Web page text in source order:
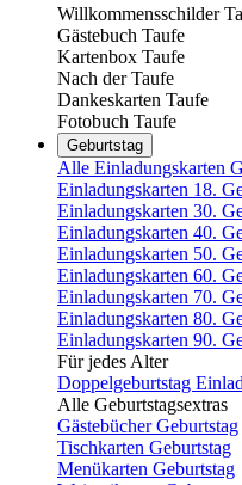
Willkommensschilder
Gästebuch Taufe
Kartenbox Taufe
Nach der Taufe
Dankeskarten Taufe
Fotobuch Taufe
Geburtstag
Alle Einladungskarten
Einladungskarten 18.
Einladungskarten 30.
Einladungskarten 40.
Einladungskarten 50.
Einladungskarten 60.
Einladungskarten 70.
Einladungskarten 80.
Einladungskarten 90.
Für jedes Alter
Doppelgeburtstag
Alle Geburtstagsextras
Gästebücher Geburtstag
Tischkarten Geburtstag
Menükarten Geburtstag